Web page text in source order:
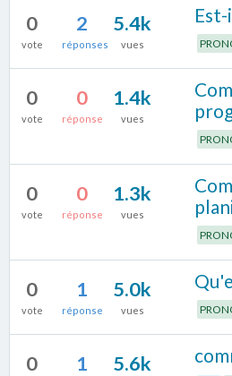
0
vote
2
réponses
5.4k
vues
0
vote
0
réponse
1.4k
vues
0
vote
0
réponse
1.3k
vues
0
vote
1
réponse
5.0k
vues
0 1 5.6k